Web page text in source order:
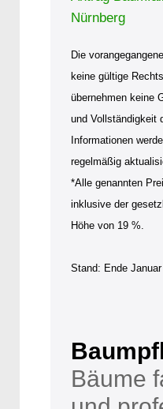
Nürnberg
Die
keine gültige
übernehmen keine
und Vollständigkeit
Informationen
regelmäßig
*Alle genannten
inklusive der
Höhe von 19 %.
Stand: Ende Januar
Bäume